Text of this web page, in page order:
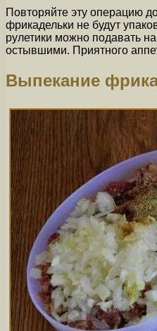
Повторяйте эту операцию
фрикадельки не будут
рулетики можно подавать
остывшими. Приятного
Выпекание